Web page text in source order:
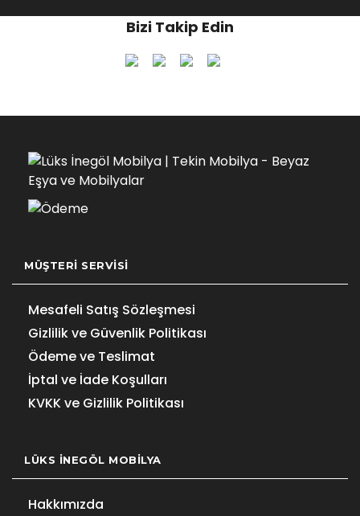
Bizi Takip Edin
MÜŞTERI SERVISI
Mesafeli Satış Sözleşmesi
Gizlilik ve Güvenlik Politikası
Ödeme ve Teslimat
İptal ve İade Koşulları
KVKK ve Gizlilik Politikası
LÜKS İNEGÖL MOBILYA
Hakkımızda